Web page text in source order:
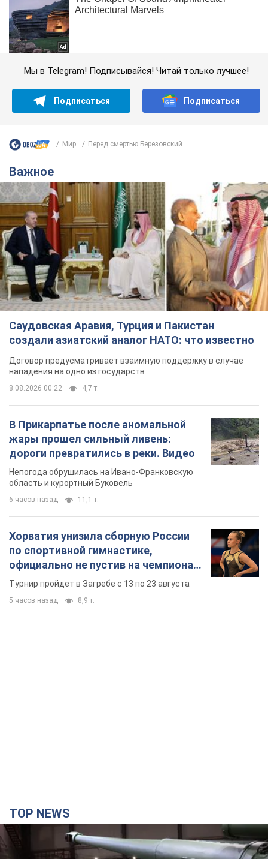
Мы в Telegram! Подписывайся! Читай только лучшее!
Подписаться Подписаться
Мир Перед смертью Березовский...
Важное
Саудовская Аравия, Турция и Пакистан
создали азиатский аналог НАТО: что известно
Договор предусматривает взаимную поддержку в случае
нападения на одно из государств
8.08.2026 00:22 4,7 т.
В Прикарпатье после аномальной
жары прошел сильный ливень:
дороги превратились в реки. Видео
Непогода обрушилась на Ивано-Франковскую
область и курортный Буковель
6 часов назад 11,1 т.
Хорватия унизила сборную России
по спортивной гимнастике,
официально не пустив на чемпионат
Европы основных спортсменов
Турнир пройдет в Загребе с 13 по 23 августа
5 часов назад 8,9 т.
TOP NEWS